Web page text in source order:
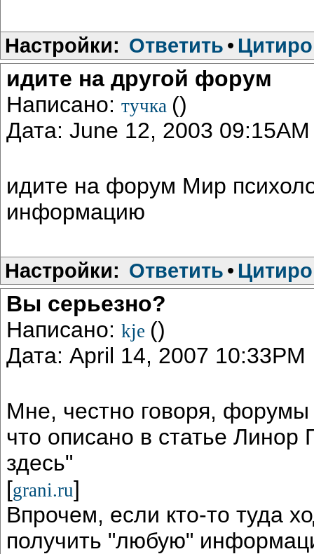
Настройки: Ответить •
идите на другой форум
Написано: тучка ()
Дата: June 12, 2003 09:15AM
идите на форум Мир
информацию
Настройки: Ответить •
Вы серьезно?
Написано: kje ()
Дата: April 14, 2007 10:33PM
Мне, честно говоря,
что описано в статье
здесь"
[grani.ru]
Впрочем, если кто-то туда
получить "любую"